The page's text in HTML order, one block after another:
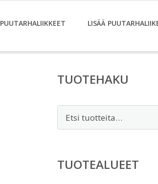
PUUTARHALIIKKEET LISÄÄ
TUOTEHAKU
TUOTEALUEET